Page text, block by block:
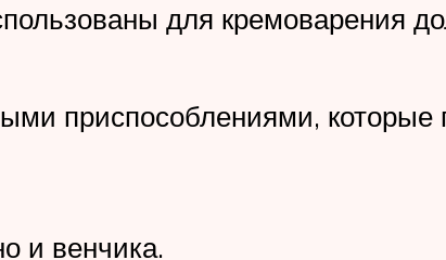
для кремоварения
приспособлениями, которые
и венчика.